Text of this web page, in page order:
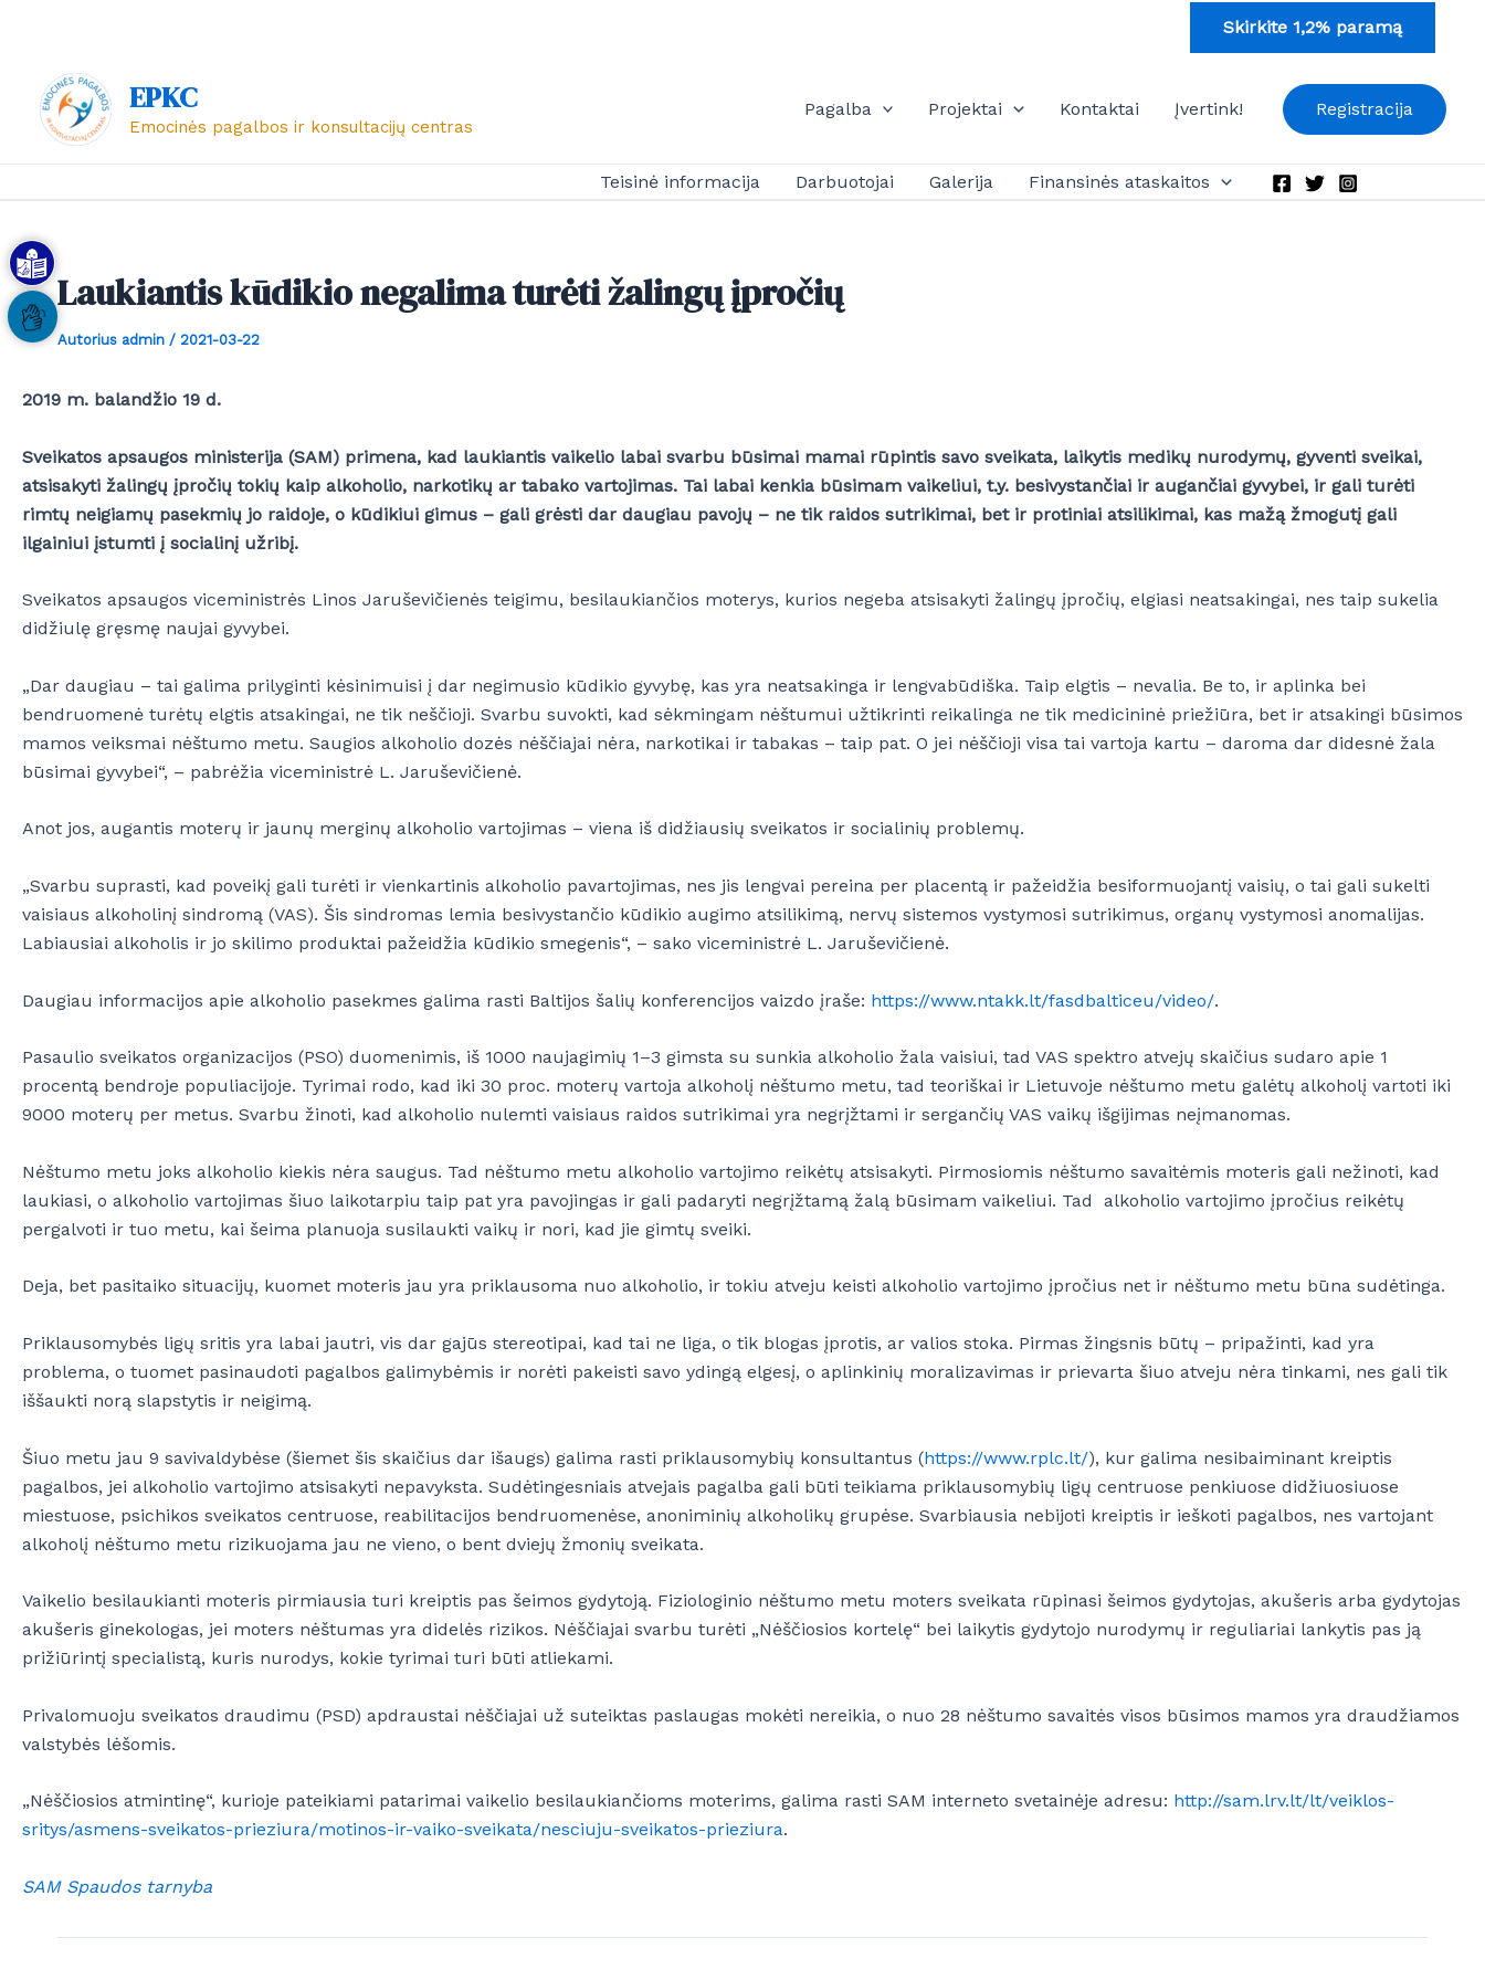
Skirkite 1,2% paramą
EPKC
Emocinės pagalbos ir konsultacijų centras
Pagalba Projektai Kontaktai Įvertink! Registracija
Teisinė informacija Darbuotojai Galerija Finansinės ataskaitos
Laukiantis kūdikio negalima turėti žalingų įpročių
Autorius admin / 2021-03-22
2019 m. balandžio 19 d.
Sveikatos apsaugos ministerija (SAM) primena, kad laukiantis vaikelio labai svarbu būsimai mamai rūpintis savo sveikata, laikytis medikų nurodymų, gyventi sveikai,
atsisakyti žalingų įpročių tokių kaip alkoholio, narkotikų ar tabako vartojimas. Tai labai kenkia būsimam vaikeliui, t.y. besivystančiai ir augančiai gyvybei, ir gali turėti
rimtų neigiamų pasekmių jo raidoje, o kūdikiui gimus – gali grėsti dar daugiau pavojų – ne tik raidos sutrikimai, bet ir protiniai atsilikimai, kas mažą žmogutį gali
ilgainiui įstumti į socialinį užribį.
Sveikatos apsaugos viceministrės Linos Jaruševičienės teigimu, besilaukiančios moterys, kurios negeba atsisakyti žalingų įpročių, elgiasi neatsakingai, nes taip sukelia
didžiulę gręsmę naujai gyvybei.
„Dar daugiau – tai galima prilyginti kėsinimuisi į dar negimusio kūdikio gyvybę, kas yra neatsakinga ir lengvabūdiška. Taip elgtis – nevalia. Be to, ir aplinka bei
bendruomenė turėtų elgtis atsakingai, ne tik neščioji. Svarbu suvokti, kad sėkmingam nėštumui užtikrinti reikalinga ne tik medicininė priežiūra, bet ir atsakingi būsimos
mamos veiksmai nėštumo metu. Saugios alkoholio dozės nėščiajai nėra, narkotikai ir tabakas – taip pat. O jei nėščioji visa tai vartoja kartu – daroma dar didesnė žala
būsimai gyvybei“, – pabrėžia viceministrė L. Jaruševičienė.
Anot jos, augantis moterų ir jaunų merginų alkoholio vartojimas – viena iš didžiausių sveikatos ir socialinių problemų.
„Svarbu suprasti, kad poveikį gali turėti ir vienkartinis alkoholio pavartojimas, nes jis lengvai pereina per placentą ir pažeidžia besiformuojantį vaisių, o tai gali sukelti
vaisiaus alkoholinį sindromą (VAS). Šis sindromas lemia besivystančio kūdikio augimo atsilikimą, nervų sistemos vystymosi sutrikimus, organų vystymosi anomalijas.
Labiausiai alkoholis ir jo skilimo produktai pažeidžia kūdikio smegenis“, – sako viceministrė L. Jaruševičienė.
Daugiau informacijos apie alkoholio pasekmes galima rasti Baltijos šalių konferencijos vaizdo įraše: https://www.ntakk.lt/fasdbalticeu/video/.
Pasaulio sveikatos organizacijos (PSO) duomenimis, iš 1000 naujagimių 1–3 gimsta su sunkia alkoholio žala vaisiui, tad VAS spektro atvejų skaičius sudaro apie 1
procentą bendroje populiacijoje. Tyrimai rodo, kad iki 30 proc. moterų vartoja alkoholį nėštumo metu, tad teoriškai ir Lietuvoje nėštumo metu galėtų alkoholį vartoti iki
9000 moterų per metus. Svarbu žinoti, kad alkoholio nulemti vaisiaus raidos sutrikimai yra negrįžtami ir sergančių VAS vaikų išgijimas neįmanomas.
Nėštumo metu joks alkoholio kiekis nėra saugus. Tad nėštumo metu alkoholio vartojimo reikėtų atsisakyti. Pirmosiomis nėštumo savaitėmis moteris gali nežinoti, kad
laukiasi, o alkoholio vartojimas šiuo laikotarpiu taip pat yra pavojingas ir gali padaryti negrįžtamą žalą būsimam vaikeliui. Tad alkoholio vartojimo įpročius reikėtų
pergalvoti ir tuo metu, kai šeima planuoja susilaukti vaikų ir nori, kad jie gimtų sveiki.
Deja, bet pasitaiko situacijų, kuomet moteris jau yra priklausoma nuo alkoholio, ir tokiu atveju keisti alkoholio vartojimo įpročius net ir nėštumo metu būna sudėtinga.
Priklausomybės ligų sritis yra labai jautri, vis dar gajūs stereotipai, kad tai ne liga, o tik blogas įprotis, ar valios stoka. Pirmas žingsnis būtų – pripažinti, kad yra
problema, o tuomet pasinaudoti pagalbos galimybėmis ir norėti pakeisti savo ydingą elgesį, o aplinkinių moralizavimas ir prievarta šiuo atveju nėra tinkami, nes gali tik
iššaukti norą slapstytis ir neigimą.
Šiuo metu jau 9 savivaldybėse (šiemet šis skaičius dar išaugs) galima rasti priklausomybių konsultantus (https://www.rplc.lt/), kur galima nesibaiminant kreiptis
pagalbos, jei alkoholio vartojimo atsisakyti nepavyksta. Sudėtingesniais atvejais pagalba gali būti teikiama priklausomybių ligų centruose penkiuose didžiuosiuose
miestuose, psichikos sveikatos centruose, reabilitacijos bendruomenėse, anoniminių alkoholikų grupėse. Svarbiausia nebijoti kreiptis ir ieškoti pagalbos, nes vartojant
alkoholį nėštumo metu rizikuojama jau ne vieno, o bent dviejų žmonių sveikata.
Vaikelio besilaukianti moteris pirmiausia turi kreiptis pas šeimos gydytoją. Fiziologinio nėštumo metu moters sveikata rūpinasi šeimos gydytojas, akušeris arba gydytojas
akušeris ginekologas, jei moters nėštumas yra didelės rizikos. Nėščiajai svarbu turėti „Nėščiosios kortelę“ bei laikytis gydytojo nurodymų ir reguliariai lankytis pas ją
prižiūrintį specialistą, kuris nurodys, kokie tyrimai turi būti atliekami.
Privalomuoju sveikatos draudimu (PSD) apdraustai nėščiajai už suteiktas paslaugas mokėti nereikia, o nuo 28 nėštumo savaitės visos būsimos mamos yra draudžiamos
valstybės lėšomis.
„Nėščiosios atmintinę“, kurioje pateikiami patarimai vaikelio besilaukiančioms moterims, galima rasti SAM interneto svetainėje adresu: http://sam.lrv.lt/lt/veiklos-
sritys/asmens-sveikatos-prieziura/motinos-ir-vaiko-sveikata/nesciuju-sveikatos-prieziura.
SAM Spaudos tarnyba